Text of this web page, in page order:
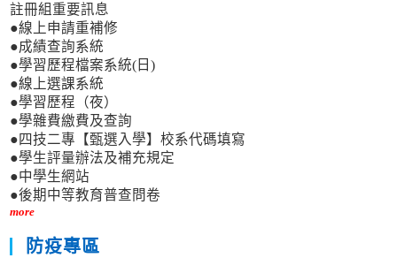
註冊組重要訊息
●線上申請重補修
●成績查詢系統
●學習歷程檔案系統(日)
●線上選課系統
●學習歷程（夜）
●學雜費繳費及查詢
●四技二專【甄選入學】校系代碼填寫
●學生評量辦法及補充規定
●中學生網站
●後期中等教育普查問卷
more
防疫專區